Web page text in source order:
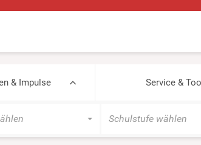
& Impulse Service &
Schulstufe wählen